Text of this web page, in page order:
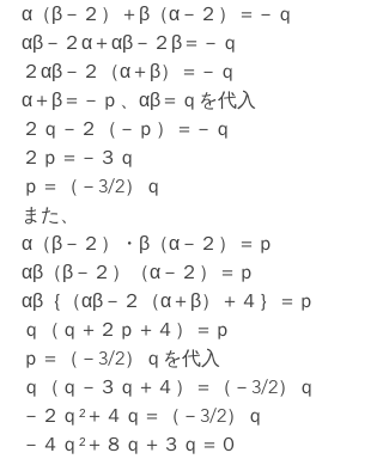
α（β－２）＋β（α－２）＝－ｑ
αβ－２α＋αβ－２β＝－ｑ
２αβ－２（α＋β）＝－ｑ
α＋β＝－ｐ、αβ＝ｑを代入
２ｑ－２（－ｐ）＝－ｑ
２ｐ＝－３ｑ
ｐ＝（－3/2）ｑ
また、
α（β－２）・β（α－２）＝ｐ
αβ（β－２）（α－２）＝ｐ
αβ｛（αβ－２（α＋β）＋４｝＝ｐ
ｑ（ｑ＋２ｐ＋４）＝ｐ
ｐ＝（－3/2）ｑを代入
ｑ（ｑ－３ｑ＋４）＝（－3/2）ｑ
－２ｑ²＋４ｑ＝（－3/2）ｑ
－４ｑ²＋８ｑ＋３ｑ＝０